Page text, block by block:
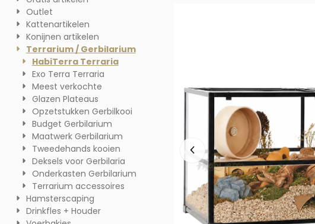
Outlet
Kattenartikelen
Konijnen artikelen
Terrarium / Gerbilarium
HabiTerra Terraria
Exo Terra Terraria
Meest verkochte
Glazen Plateaus
Opzetstukken Gerbilkooi
Budget Gerbilarium
Maatwerk Gerbilarium
Tweedehands kooien
Deksels voor Gerbilaria
Onderkasten Gerbilarium
Terrarium accessoires
Hamsterscaping
Drinkfles + Houder